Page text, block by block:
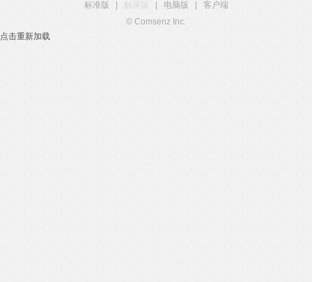
标准版
触屏版 电脑版
客户端
© Comsenz Inc.
点击重新加载